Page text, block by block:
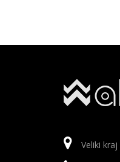
Veliki